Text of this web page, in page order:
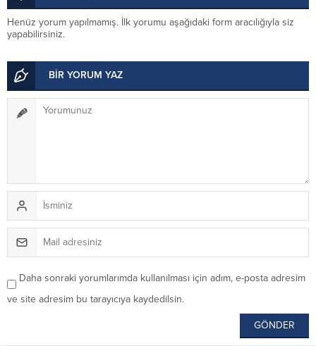
Henüz yorum yapılmamış. İlk yorumu aşağıdaki form aracılığıyla siz
yapabilirsiniz.
BİR YORUM YAZ
Daha sonraki yorumlarımda kullanılması için adım, e-posta adresim
ve site adresim bu tarayıcıya kaydedilsin.